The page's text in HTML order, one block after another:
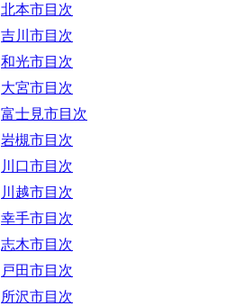
北本市目次
吉川市目次
和光市目次
大宮市目次
富士見市目次
岩槻市目次
川口市目次
川越市目次
幸手市目次
志木市目次
戸田市目次
所沢市目次